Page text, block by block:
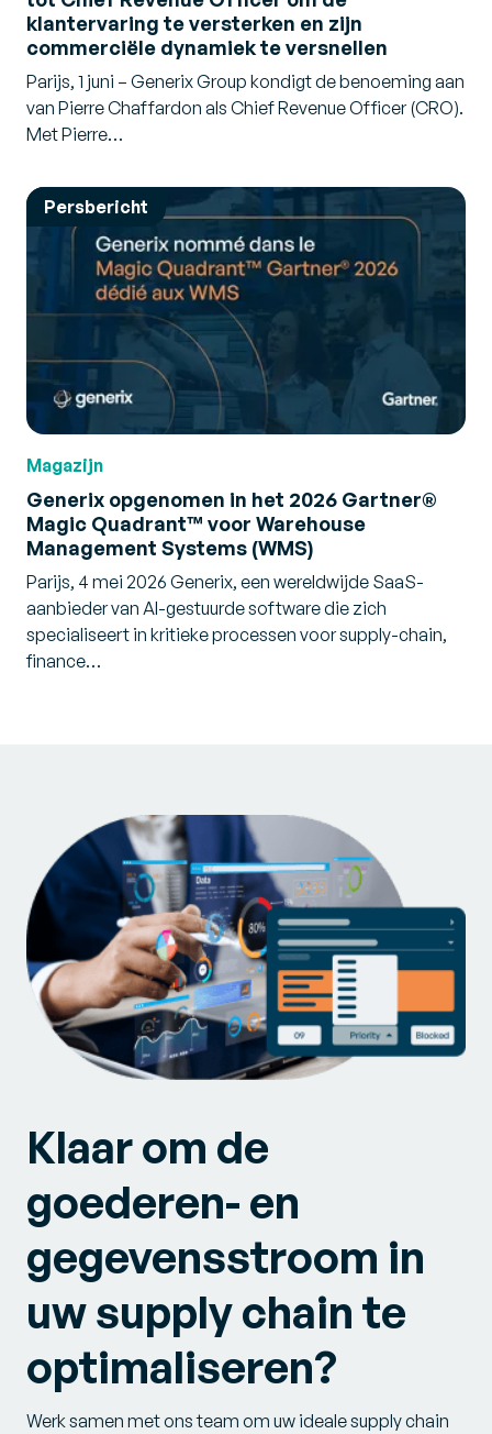
klantervaring te versterken en zijn
commerciële dynamiek te versnellen
Parijs, 1 juni – Generix Group kondigt de benoeming aan
van Pierre Chaffardon als Chief Revenue Officer (CRO).
Met Pierre…
Persbericht
Magazijn
Generix opgenomen in het 2026 Gartner®
Magic Quadrant™ voor Warehouse
Management Systems (WMS)
Parijs, 4 mei 2026 Generix, een wereldwijde SaaS-
aanbieder van AI-gestuurde software die zich
specialiseert in kritieke processen voor supply-chain,
finance…
Klaar om de
goederen- en
gegevensstroom in
uw supply chain te
optimaliseren?
Werk samen met ons team om uw ideale supply chain